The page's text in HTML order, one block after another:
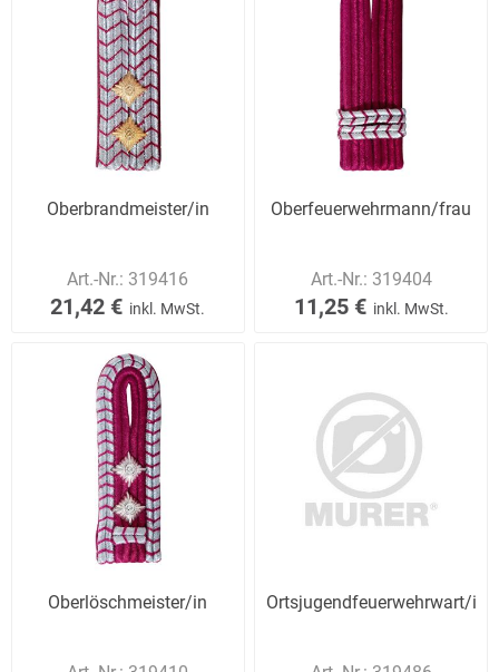
Oberbrandmeister/in
Art.-Nr.: 319416
21,42 € inkl. MwSt.
Oberfeuerwehrmann/frau
Art.-Nr.: 319404
11,25 € inkl. MwSt.
Oberlöschmeister/in Ortsjugendfeuerwehrwart/in